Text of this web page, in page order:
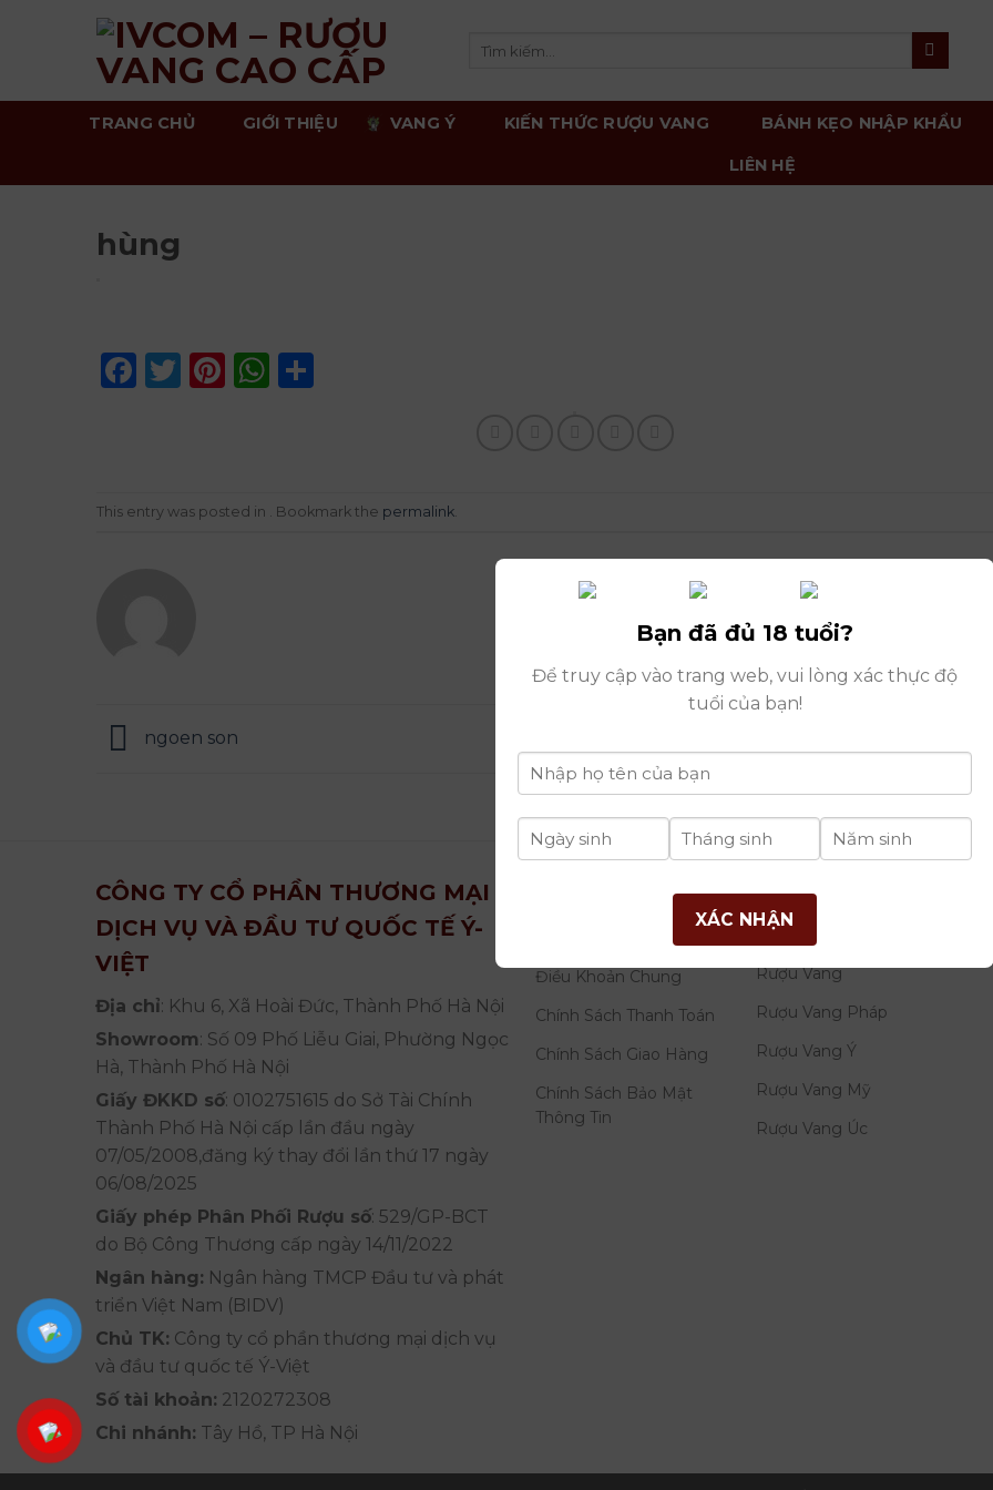
TRANG CHỦ GIỚI THIỆU VANG Ý KIẾN THỨC RƯỢU VANG BÁNH KẸO NHẬP KHẨU
LIÊN HỆ
hùng
Facebook
Twitter
Pinterest
WhatsApp
This entry was posted in . Bookmark the permalink
ngoen son
CÔNG TY CỔ PHẦN THƯƠNG MẠI
DỊCH VỤ VÀ ĐẦU TƯ QUỐC TẾ Ý-
VIỆT
Địa chỉ: Khu 6, Xã Hoài Đức, Thành Phố Hà Nội
Showroom: Số 09 Phố Liễu Giai, Phường Ngọc
Hà, Thành Phố Hà Nội
Giấy ĐKKD số: 0102751615 do Sở Tài Chính
Thành Phố Hà Nội cấp lần đầu ngày
07/05/2008,đăng ký thay đổi lần thứ 17 ngày
06/08/2025
Giấy phép Phân Phối Rượu số: 529/GP-BCT
do Bộ Công Thương cấp ngày 14/11/2022
Ngân hàng: Ngân hàng TMCP Đầu tư và phát
triển Việt Nam (BIDV)
Chủ TK: Công ty cổ phần thương mại dịch vụ
và đầu tư quốc tế Ý-Việt
Số tài khoản: 2120272308
Chi nhánh: Tây Hồ, TP Hà Nội
THÔNG TIN
Giới Thiệu Công Ty
Điều Khoản Chung
Chính Sách Thanh Toán
Chính Sách Giao Hàng
Chính Sách Bảo Mật
Thông Tin
DANH MỤC
RƯỢU
Rượu Vang
Rượu Vang Pháp
Rượu Vang Ý
Rượu Vang Mỹ
Rượu Vang Úc
Bạn đã đủ 18 tuổi?
Để truy cập vào trang web, vui lòng xác thực độ
tuổi của bạn!
XÁC NHẬN